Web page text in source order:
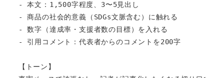
- 本文：1,500字程度、3〜5見出し
- 商品の社会的意義（SDGs文脈含む）に触れる
- 数字（達成率・支援者数の目標）を入れる
- 引用コメント：代表者からのコメントを200字
【トーン】